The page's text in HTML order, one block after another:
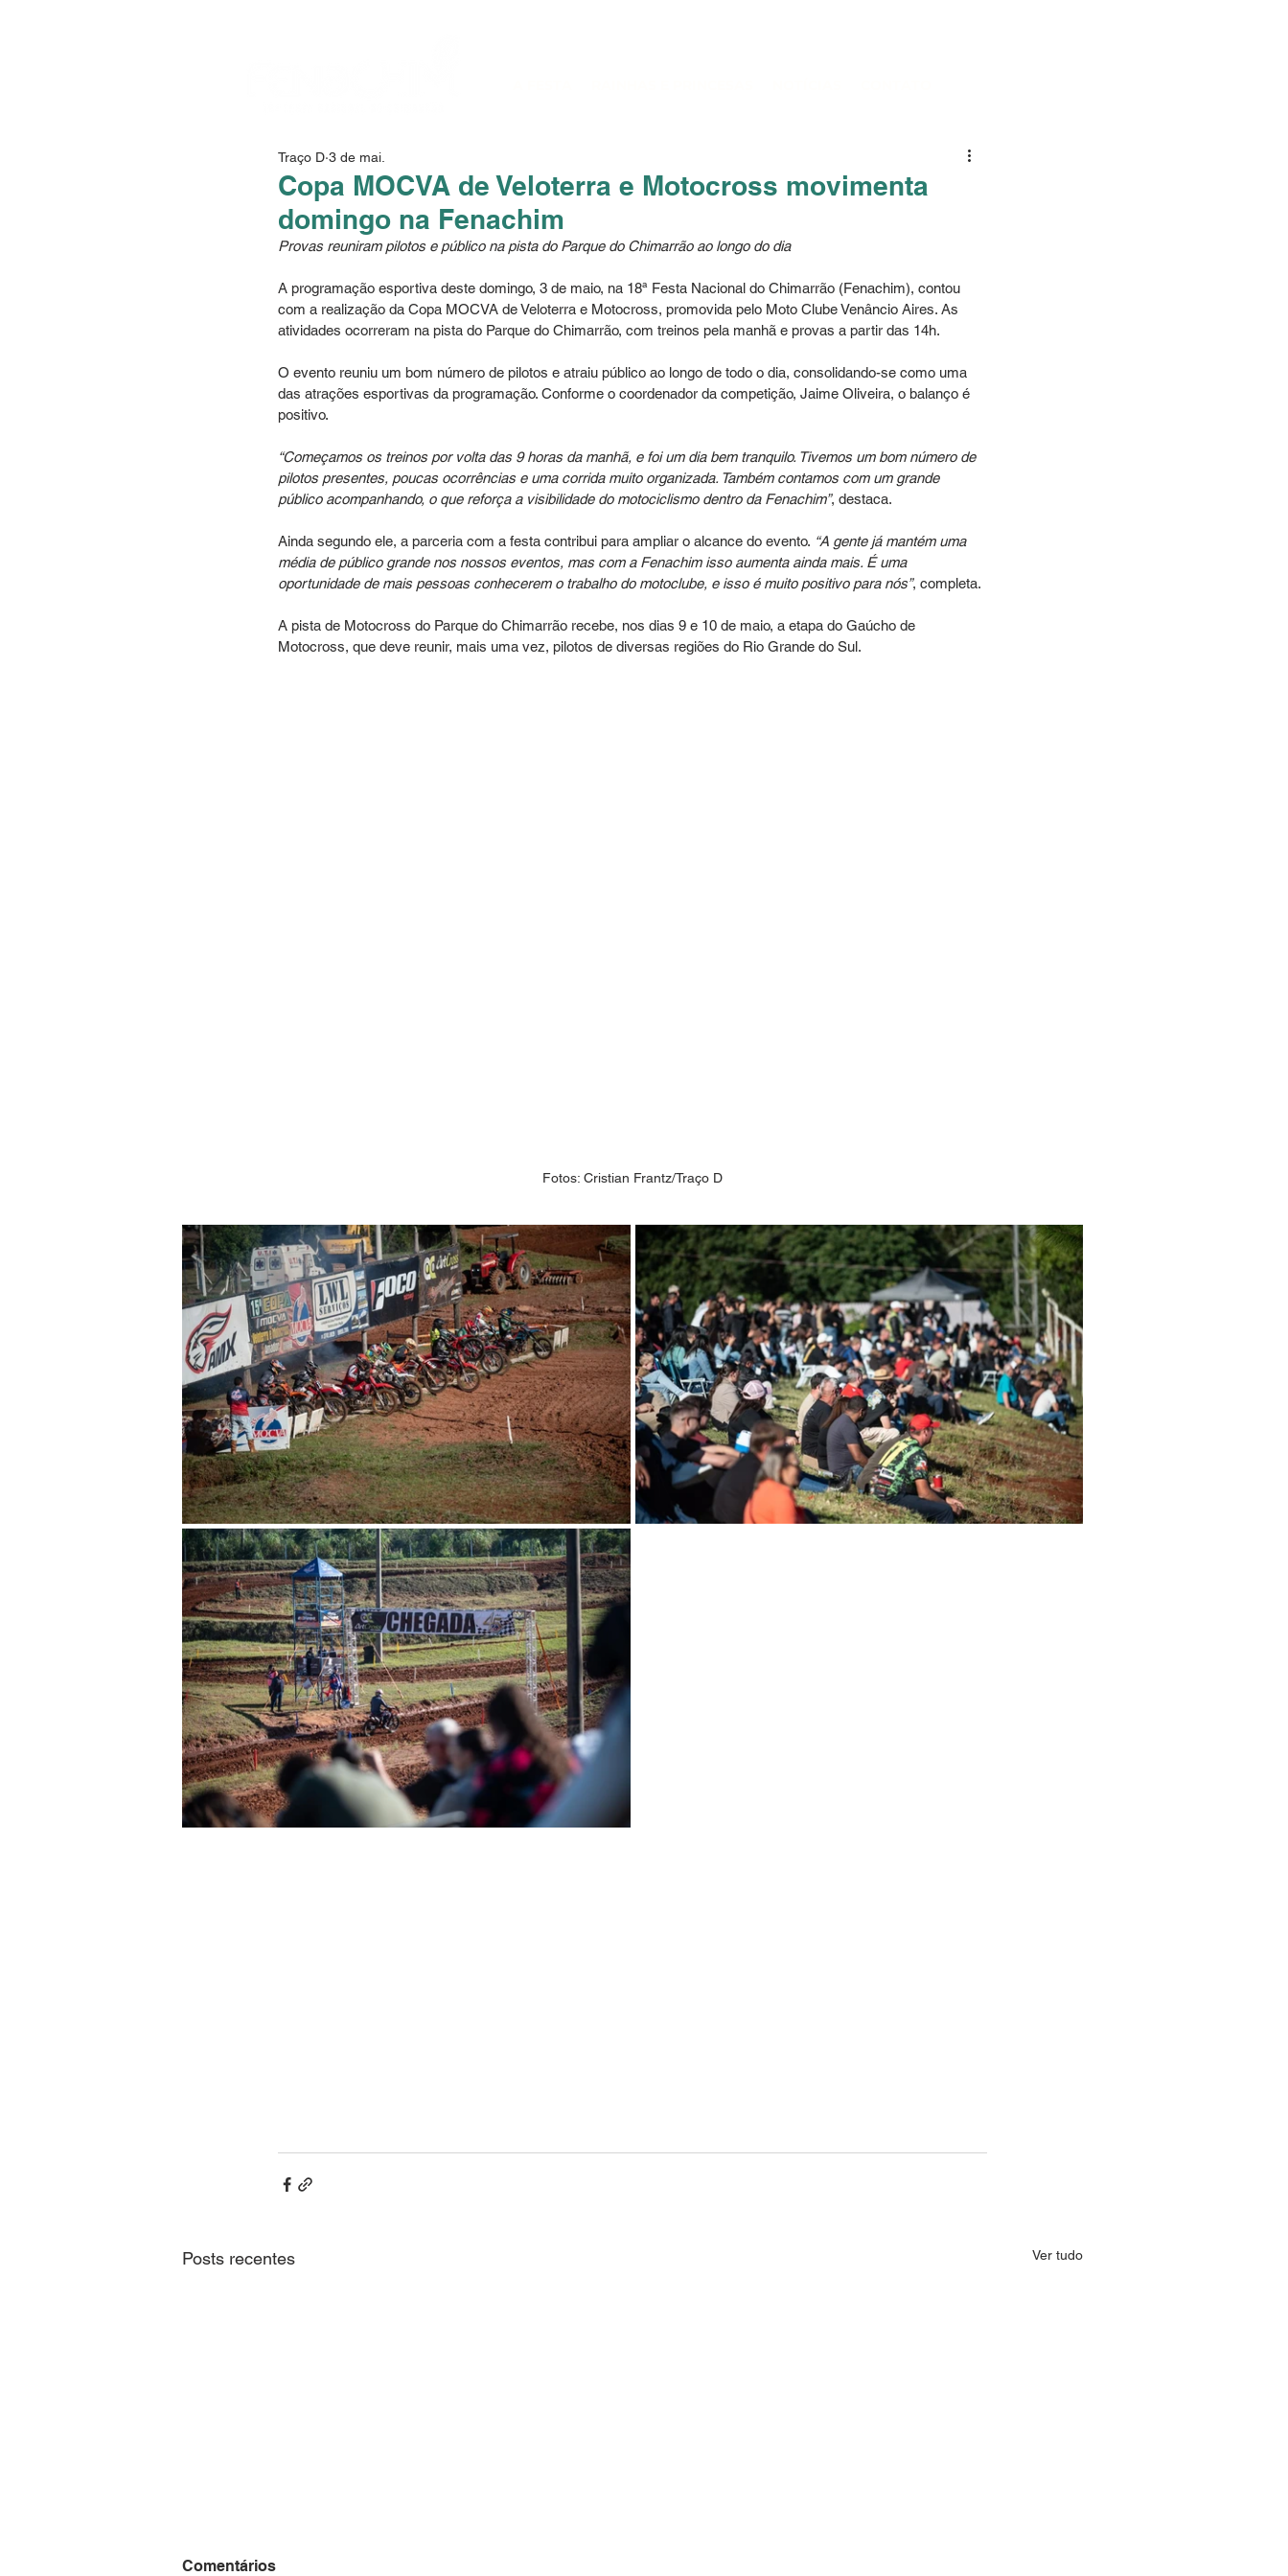
Copa MOCVA de Veloterra e Motocross movimenta
domingo na Fenachim
Traço D 3 de mai.
Provas reuniram pilotos e público na pista do Parque do Chimarrão ao longo do dia
A programação esportiva deste domingo, 3 de maio, na 18ª Festa Nacional do Chimarrão (Fenachim), contou
com a realização da Copa MOCVA de Veloterra e Motocross, promovida pelo Moto Clube Venâncio Aires. As
atividades ocorreram na pista do Parque do Chimarrão, com treinos pela manhã e provas a partir das 14h.
O evento reuniu um bom número de pilotos e atraiu público ao longo de todo o dia, consolidando-se como uma
das atrações esportivas da programação. Conforme o coordenador da competição, Jaime Oliveira, o balanço é
positivo.
“Começamos os treinos por volta das 9 horas da manhã, e foi um dia bem tranquilo. Tivemos um bom número de
pilotos presentes, poucas ocorrências e uma corrida muito organizada. Também contamos com um grande
público acompanhando, o que reforça a visibilidade do motociclismo dentro da Fenachim”, destaca.
Ainda segundo ele, a parceria com a festa contribui para ampliar o alcance do evento. “A gente já mantém uma
média de público grande nos nossos eventos, mas com a Fenachim isso aumenta ainda mais. É uma
oportunidade de mais pessoas conhecerem o trabalho do motoclube, e isso é muito positivo para nós”, completa.
A pista de Motocross do Parque do Chimarrão recebe, nos dias 9 e 10 de maio, a etapa do Gaúcho de
Motocross, que deve reunir, mais uma vez, pilotos de diversas regiões do Rio Grande do Sul.
Fotos: Cristian Frantz/Traço D
Posts recentes Ver tudo
Comentários